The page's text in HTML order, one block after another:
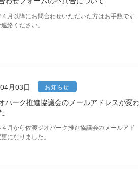
月以降にお問合わせいただいた方はお手数です
絡ください。
月03日 お知らせ
パーク推進協議会のメールアドレスが変わ
月から佐渡ジオパーク推進協議会のメールアド
になりました。